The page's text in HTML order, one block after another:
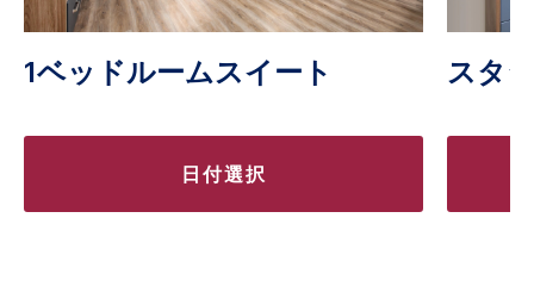
1ベッドルームスイート
日付選択
スタ